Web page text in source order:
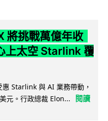
將挑戰萬億年收
上太空 Starlink 覆
Starlink 與 AI 業務帶動，
元。行政總裁 Elon...
閱讀